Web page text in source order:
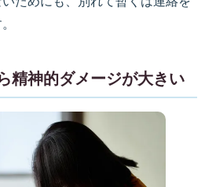
神的ダメージが大きい